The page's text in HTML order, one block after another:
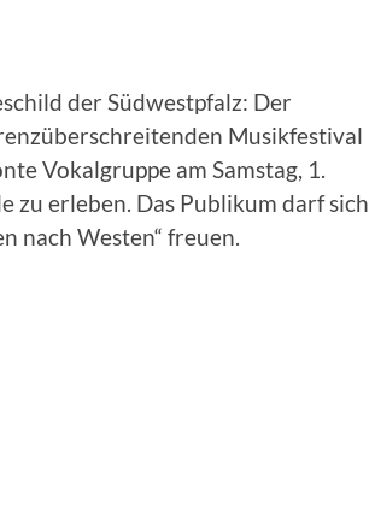
der Südwestpfalz: Der
Musikfestival
Vokalgruppe am Samstag, 1.
zu erleben. Das Publikum darf sich
nach Westen“ freuen.